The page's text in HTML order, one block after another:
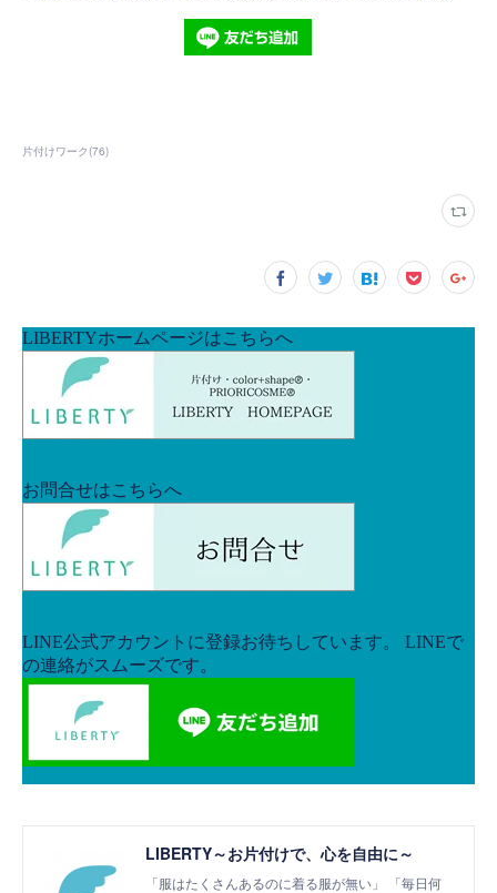
片付けワーク(76)
LIBERTY～お片付けで、心を自由に～
「服はたくさんあるのに着る服が無い」 「毎日何